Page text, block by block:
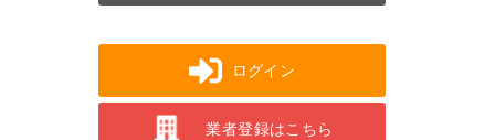
ログイン
業者登録はこちら